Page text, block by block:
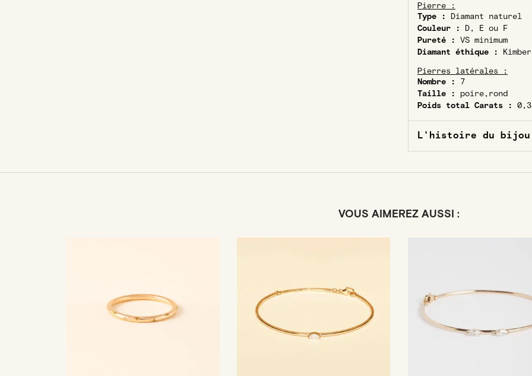
Pierre :
Type :
Diamant naturel
Couleur :
D, E ou F
Pureté : VS minimum
Diamant éthique :
Pierres latérales :
Nombre :
7
Taille : poire,rond
Poids total Carats :
L'histoire du bijou
VOUS AIMEREZ AUSSI :